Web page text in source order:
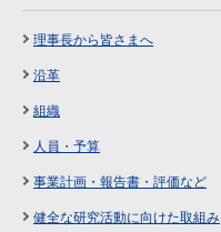
理事長から皆さまへ
沿革
組織
人員・予算
事業計画・報告書・評価など
健全な研究活動に向けた取組み